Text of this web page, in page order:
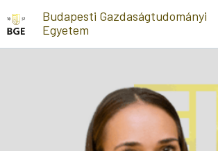
Ugrás a tartalomra
Budapesti Gazdaságtudományi
Egyetem